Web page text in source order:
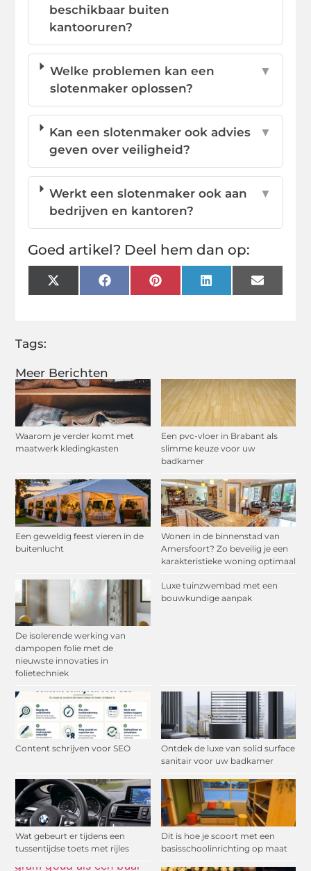
Meer Berichten
Waarom je verder komt met
maatwerk kledingkasten
Een pvc-vloer in Brabant als
slimme keuze voor uw
badkamer
Een geweldig feest vieren in de
buitenlucht
Wonen in de binnenstad van
Amersfoort? Zo beveilig je een
karakteristieke woning optimaal
De isolerende werking van
dampopen folie met de
nieuwste innovaties in
folietechniek
Luxe tuinzwembad met een
bouwkundige aanpak
Content schrijven voor SEO
Ontdek de luxe van solid surface
sanitair voor uw badkamer
Wat gebeurt er tijdens een
tussentijdse toets met rijles
Dit is hoe je scoort met een
basisschoolinrichting op maat
beschikbaar buiten
kantooruren?
Welke problemen kan een
slotenmaker oplossen?
▼
Kan een slotenmaker ook advies
geven over veiligheid?
▼
Werkt een slotenmaker ook aan
bedrijven en kantoren?
▼
Goed artikel? Deel hem dan op:
X
(Twitter)
FacebookPinterestLinkedInEmail
Tags: